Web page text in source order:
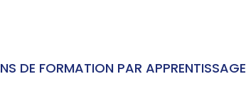
FORMATION PAR APPRENTISSAGE